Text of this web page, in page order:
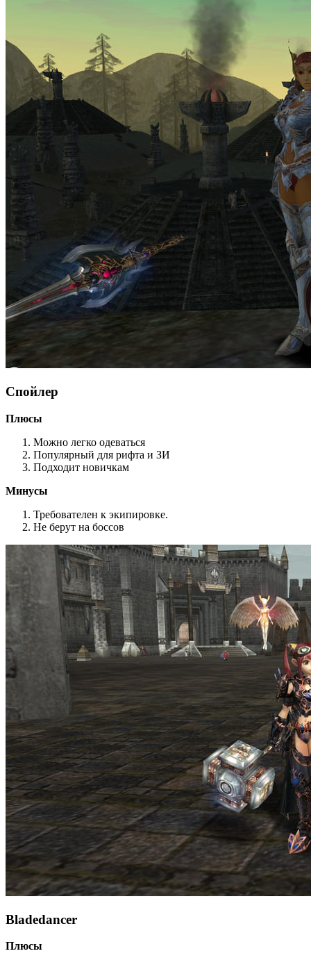
Спойлер
Плюсы
Можно легко одеваться
Популярный для рифта и ЗИ
Подходит новичкам
Минусы
Требователен к экипировке.
Не берут на боссов
Bladedancer
Плюсы